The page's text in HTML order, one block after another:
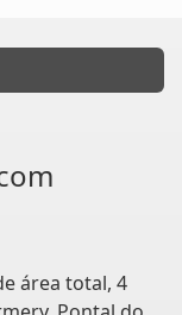
área total, 4